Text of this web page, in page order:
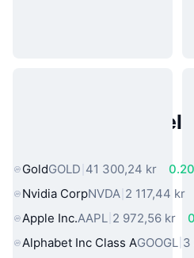
Populære
GoldGOLD 41 300,24 kr
Nvidia CorpNVDA 2 117,44 kr
Apple Inc.AAPL 2 972,56 kr
Alphabet Inc Class AGOOGL 3